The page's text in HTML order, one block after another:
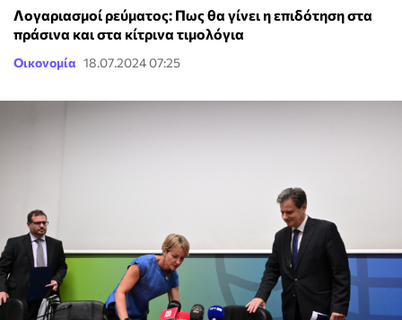
Λογαριασμοί ρεύματος: Πως θα γίνει η επιδότηση στα
πράσινα και στα κίτρινα τιμολόγια
Οικονομία 18.07.2024 07:25